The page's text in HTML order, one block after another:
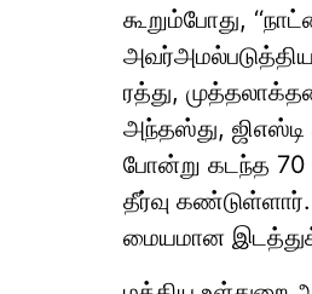
கூறும்போது,
ரத்து,
அந்தஸ்து,
போன்று கடந்த 70
தீர்வு
மையமான